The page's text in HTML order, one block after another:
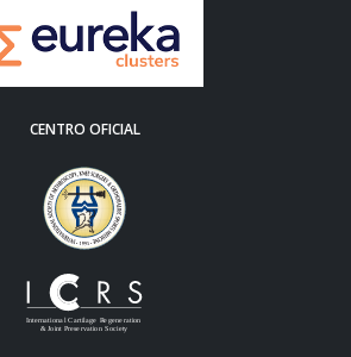
CENTRO OFICIAL